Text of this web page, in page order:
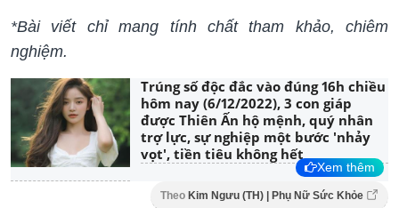
*Bài viết chỉ mang tính chất tham khảo, chiêm
nghiệm.
Trúng số độc đắc vào đúng 16h chiều
hôm nay (6/12/2022), 3 con giáp
được Thiên Ấn hộ mệnh, quý nhân
trợ lực, sự nghiệp một bước 'nhảy
vọt', tiền tiêu không hết
Xem thêm
Theo Kim Ngưu (TH) | Phụ Nữ Sức Khỏe